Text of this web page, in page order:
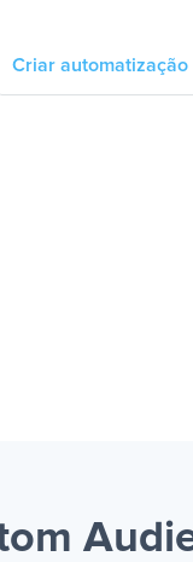
Criar automatização